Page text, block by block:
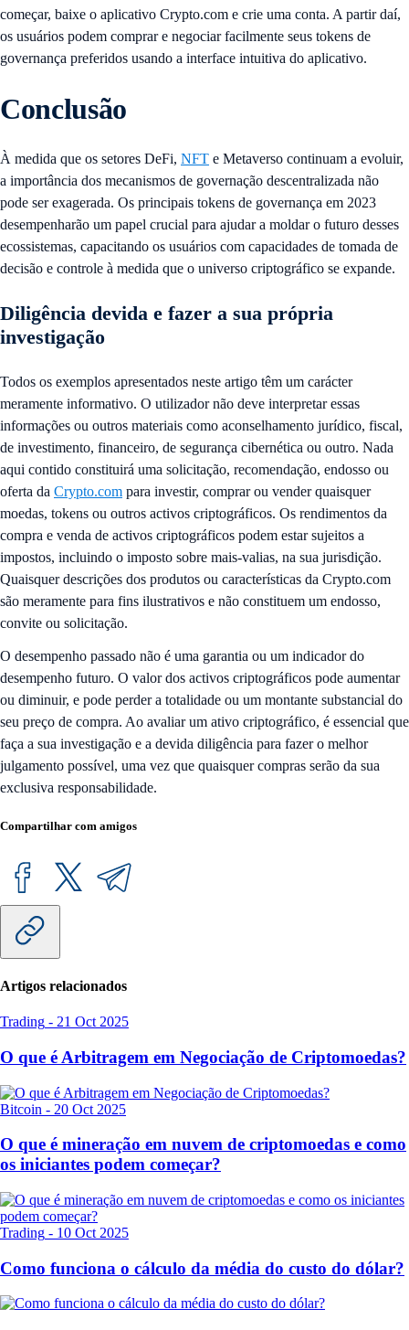
começar, baixe o aplicativo Crypto.com e crie uma conta. A partir daí,
os usuários podem comprar e negociar facilmente seus tokens de
governança preferidos usando a interface intuitiva do aplicativo.
Conclusão
À medida que os setores DeFi, NFT e Metaverso continuam a evoluir,
a importância dos mecanismos de governação descentralizada não
pode ser exagerada. Os principais tokens de governança em 2023
desempenharão um papel crucial para ajudar a moldar o futuro desses
ecossistemas, capacitando os usuários com capacidades de tomada de
decisão e controle à medida que o universo criptográfico se expande.
Diligência devida e fazer a sua própria
investigação
Todos os exemplos apresentados neste artigo têm um carácter
meramente informativo. O utilizador não deve interpretar essas
informações ou outros materiais como aconselhamento jurídico, fiscal,
de investimento, financeiro, de segurança cibernética ou outro. Nada
aqui contido constituirá uma solicitação, recomendação, endosso ou
oferta da Crypto.com para investir, comprar ou vender quaisquer
moedas, tokens ou outros activos criptográficos. Os rendimentos da
compra e venda de activos criptográficos podem estar sujeitos a
impostos, incluindo o imposto sobre mais-valias, na sua jurisdição.
Quaisquer descrições dos produtos ou características da Crypto.com
são meramente para fins ilustrativos e não constituem um endosso,
convite ou solicitação.
O desempenho passado não é uma garantia ou um indicador do
desempenho futuro. O valor dos activos criptográficos pode aumentar
ou diminuir, e pode perder a totalidade ou um montante substancial do
seu preço de compra. Ao avaliar um ativo criptográfico, é essencial que
faça a sua investigação e a devida diligência para fazer o melhor
julgamento possível, uma vez que quaisquer compras serão da sua
exclusiva responsabilidade.
Compartilhar com amigos
Artigos relacionados
Trading - 21 Oct 2025
O que é Arbitragem em Negociação de Criptomoedas?
Bitcoin - 20 Oct 2025
O que é mineração em nuvem de criptomoedas e como
os iniciantes podem começar?
Trading - 10 Oct 2025
Como funciona o cálculo da média do custo do dólar?